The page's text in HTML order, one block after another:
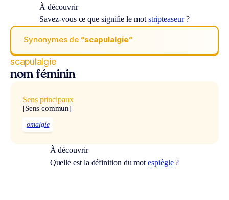
À découvrir
Savez-vous ce que signifie le mot stripteaseur?
Synonymes de “scapulalgie“
scapulalgie
nom féminin
Sens principaux
[Sens commun]
omalgie
À découvrir
Quelle est la définition du motespiègle?